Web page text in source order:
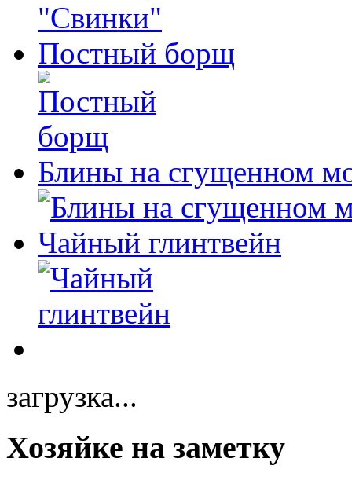
Постный борщ
Блины на сгущенном
Чайный глинтвейн
загрузка...
Хозяйке на заметку